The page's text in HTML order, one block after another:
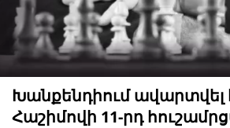
Խանքենդիում ավարտվել
Հաշիմովի 11-րդ